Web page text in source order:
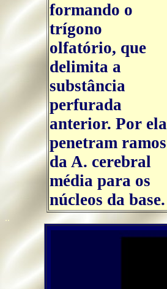
formando o
trígono
olfatório, que
delimita a
substância
perfurada
anterior. Por ela
penetram ramos
da A. cerebral
média para os
núcleos da base.
..